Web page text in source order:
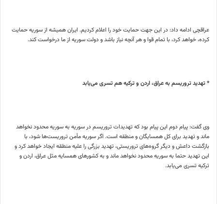
عراقچی ادامه داد: در این جهت حمایت خود را اعلام کردیم. ایران همیشه از سوریه حمایت
کرده، خواهد کرد، با تمام قوا و هر آنچه نیاز باشد و دولت سوریه از ما درخواست کند.
* تهدید تروریسم به عراق، اردن و ترکیه هم تسری می‌یابد
وی گفت: پیام دوم این پیام بود که تهدیدات تروریسم در سوریه به سوریه محدود نخواهد
ماند و تهدید برای کل همسایگان و منطقه است. اگر سوریه مأمن تروریست‌ها شود، با
بازگشت داعش و دیگر گروه‌های تروریستی، تهدید بزرگی را علیه منطقه ایجاد خواهد کرد و
این تهدید حتما به سوریه محدود نخواهد ماند و به کشورهای همسایه مثل عراق، اردن و
ترکیه تسری می‌یابد.